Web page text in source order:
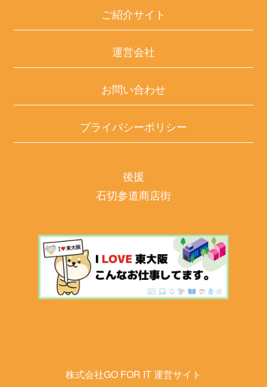
ご紹介サイト
運営会社
お問い合わせ
プライバシーポリシー
後援
石切参道商店街
株式会社GO FOR IT 運営サイト